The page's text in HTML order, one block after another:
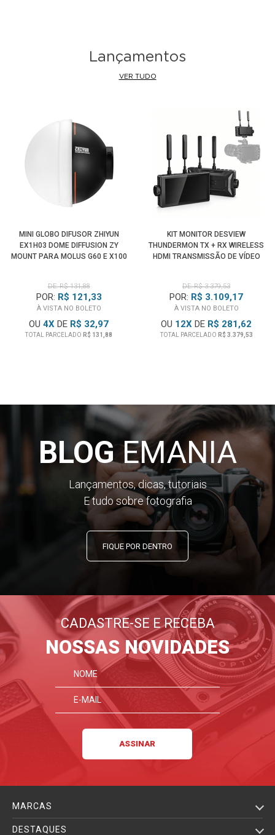
Lançamentos
VER TUDO
MINI GLOBO DIFUSOR ZHIYUN
EX1H03 DOME DIFFUSION ZY
MOUNT PARA MOLUS G60 E X100
DE: R$ 131,88
POR: R$ 121,33
À VISTA NO BOLETO
OU 4X DE R$ 32,97
TOTAL PARCELADO R$ 131,88
KIT MONITOR DESVIEW
THUNDERMON TX + RX WIRELESS
HDMI TRANSMISSÃO DE VÍDEO
DE: R$ 3.379,53
POR: R$ 3.109,17
À VISTA NO BOLETO
OU 12X DE R$ 281,62
TOTAL PARCELADO R$ 3.379,53
BLOGEMANIA
Lançamentos, dicas, tutoriais
E tudo sobre fotografia
FIQUE POR DENTRO
CADASTRE-SE E RECEBA
NOSSAS NOVIDADES
MARCAS
DESTAQUES